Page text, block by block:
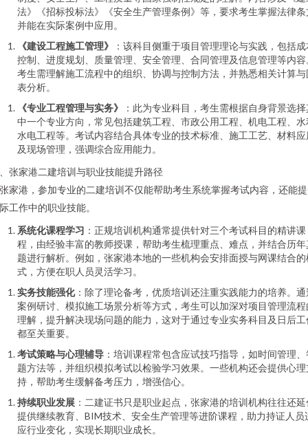
法》《招标投标法》《安全生产管理条例》等，要求考生掌握法律条
并能在实际案例中应用。
《建设工程施工管理》
：该科目侧重于项目管理理论与实践，包括
控制、进度规划、质量管理、安全管理、合同管理及信息管理等内容
考生需理解施工流程中的组织、协调与控制方法，并熟悉相关计算与
表分析。
《专业工程管理与实务》
：此为专业科目，考生需根据自身背景选
中一个专业方向，常见包括建筑工程、市政公用工程、机电工程、水
水电工程等。考试内容结合具体专业的技术标准、施工工艺、材料应
及现场管理，强调综合应用能力。
张家港二建培训与职业技能提升路径
家港，参加专业的二建培训不仅能帮助考生系统掌握考试内容，还能
工作中的职业技能。
系统化课程学习 ：正规培训机构通常提供针对三个考试科目的精讲课
程，由经验丰富的教师授课，帮助考生梳理重点、难点，并结合历年
题进行解析。例如，张家港本地的一些机构会安排面授与网课结合的
式，方便在职人员灵活学习。
实务技能强化：除了理论备考，优质培训还注重实践能力的培养。通
案例研讨、模拟施工场景分析等方式，考生可以加深对项目管理流程
理解，提升解决现场问题的能力，这对于通过专业实务科目及日后工
都至关重要。
考试策略与心理辅导 ：培训课程常包含应试技巧指导，如时间管理
题方法等，并组织模拟考试以检验学习效果。一些机构还会提供心理
持，帮助考生缓解备考压力，增强信心。
持续职业发展 ：二建证书只是职业起点，张家港的培训机构往往还延
提供继续教育、BIM技术、安全生产管理等进阶课程，助力持证人员
应行业变化，实现长期职业成长。